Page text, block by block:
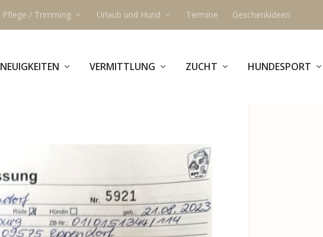
Pflege / Trimming Urlaub und Hund Termine Geschenkideen
NEUIGKEITEN VERMITTLUNG ZUCHT HUNDESPORT